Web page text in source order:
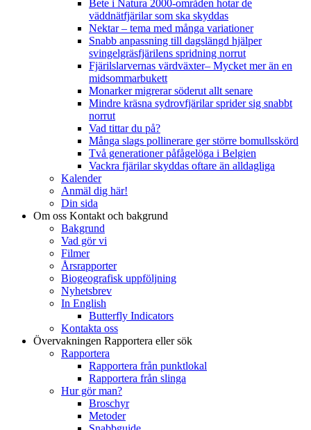
Bete i Natura 2000-områden hotar de
väddnätfjärilar som ska skyddas
Nektar – tema med många variationer
Snabb anpassning till dagslängd hjälper
svingelgräsfjärilens spridning norrut
Fjärilslarvernas värdväxter– Mycket mer än en
midsommarbukett
Monarker migrerar söderut allt senare
Mindre kräsna sydrovfjärilar sprider sig snabbt
norrut
Vad tittar du på?
Många slags pollinerare ger större bomullsskörd
Två generationer påfågelöga i Belgien
Vackra fjärilar skyddas oftare än alldagliga
Kalender
Anmäl dig här!
Din sida
Om oss Kontakt och bakgrund
Bakgrund
Vad gör vi
Filmer
Årsrapporter
Biogeografisk uppföljning
Nyhetsbrev
In English
Butterfly Indicators
Kontakta oss
Övervakningen Rapportera eller sök
Rapportera
Rapportera från punktlokal
Rapportera från slinga
Hur gör man?
Broschyr
Metoder